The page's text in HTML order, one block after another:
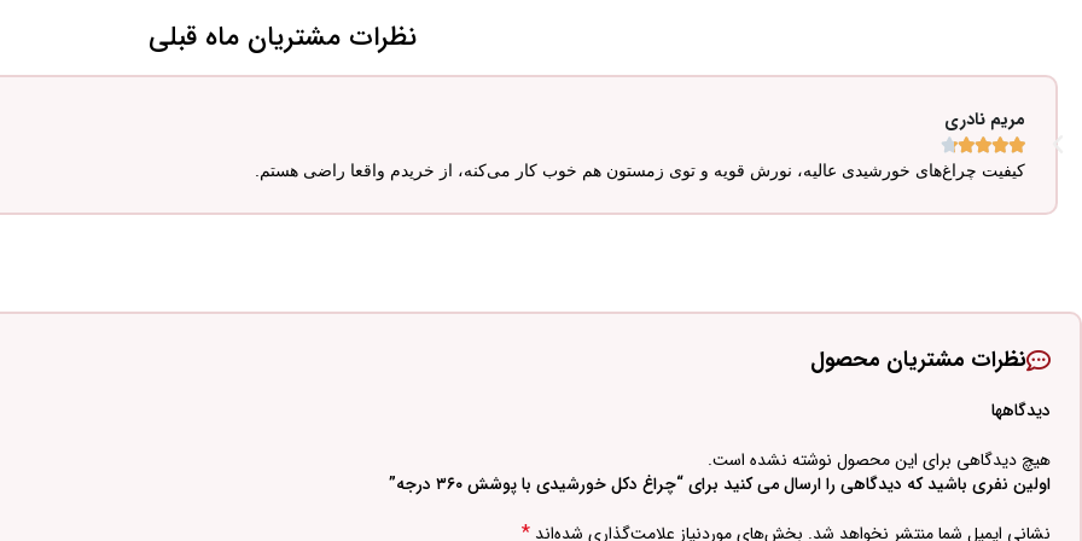
نظرات مشتریان ماه قبلی
مریم نادری





کیفیت چراغ‌های خورشیدی عالیه، نورش قویه و توی زمستون هم خوب کار می‌کنه، از خریدم واقعا راضی هستم.
نظرات مشتریان محصول
دیدگاهها
هیچ دیدگاهی برای این محصول نوشته نشده است.
اولین نفری باشید که دیدگاهی را ارسال می کنید برای “چراغ دکل خورشیدی با پوشش ۳۶۰ درجه”
نشانی ایمیل شما منتشر نخواهد شد. بخش‌های موردنیاز علامت‌گذاری شده‌اند *